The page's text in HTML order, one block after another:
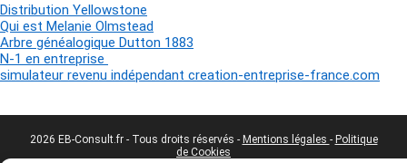
Distribution Yellowstone
Qui est Melanie Olmstead
Arbre généalogique Dutton 1883
N-1 en entreprise
simulateur revenu indépendant creation-entreprise-france.com
2026 EB-Consult.fr - Tous droits réservés - Mentions légales - Politique
de Cookies